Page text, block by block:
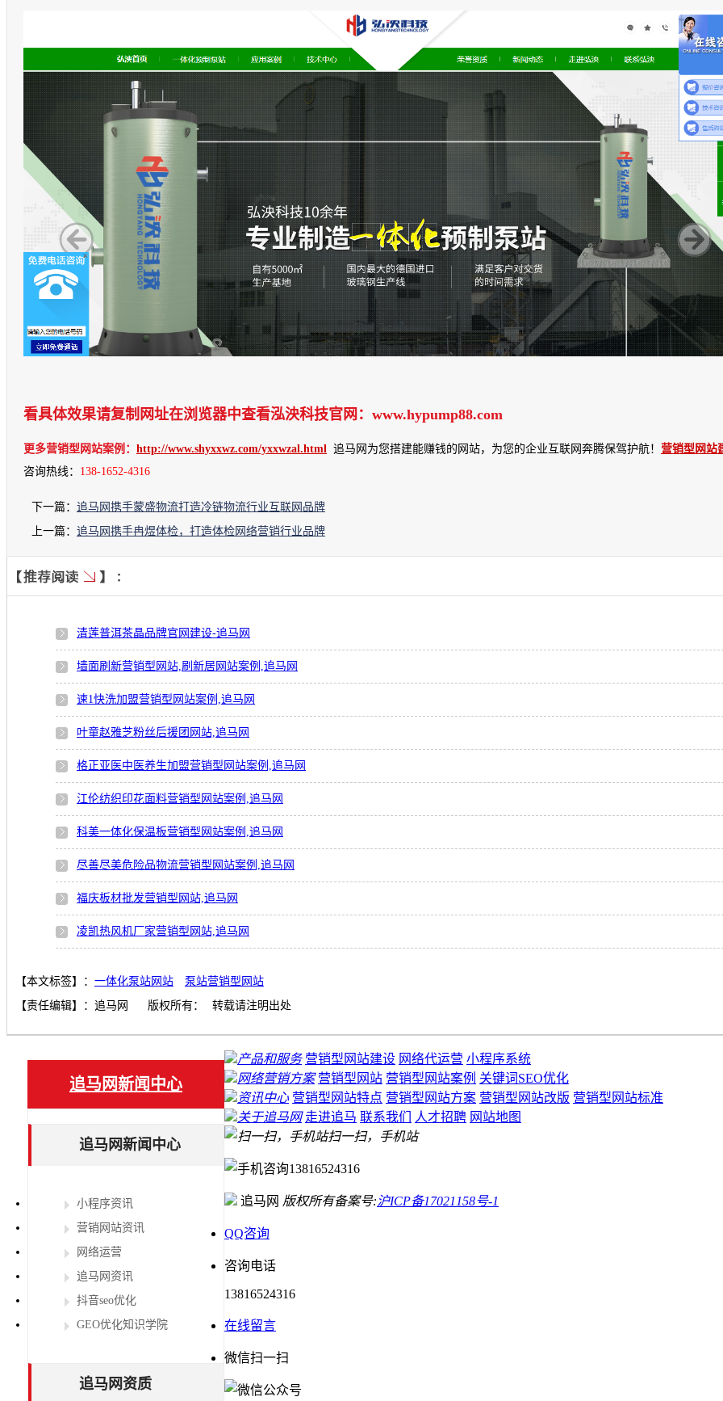
看具体效果请复制网址在浏览器中查看泓泱科技官网：www.hypump88.com
更多营销型网站案例： http://www.shyxxwz.com/yxxwzal.html 追马网为您搭建能赚钱的网站，为您的企业互联网奔腾保驾护航！ 营销型网站
咨询热线： 138-1652-4316
下一篇： 追马网携手蒙盛物流打造冷链物流行业互联网品牌
上一篇： 追马网携手冉煜体检，打造体检网络营销行业品牌
清莲普洱茶晶品牌官网建设-追马网
墙面刷新营销型网站,刷新居网站案例,追马网
速1快洗加盟营销型网站案例,追马网
叶童赵雅芝粉丝后援团网站,追马网
格正亚医中医养生加盟营销型网站案例,追马网
江伦纺织印花面料营销型网站案例,追马网
科美一体化保温板营销型网站案例,追马网
尽善尽美危险品物流营销型网站案例,追马网
福庆板材批发营销型网站,追马网
凌凯热风机厂家营销型网站,追马网
【本文标签】： 一体化泵站网站
泵站营销型网站
【责任编辑】： 追马网 版权所有： 转载请注明出处
追马网新闻中心
追马网新闻中心
小程序资讯
营销网站资讯
网络运营
追马网资讯
抖音seo优化
GEO优化知识学院
追马网资质
产品和服务 营销型网站建设 网络代运营 小程序系统
网络营销方案 营销型网站 营销型网站案例 关键词SEO优化
资讯中心 营销型网站特点 营销型网站方案 营销型网站改版 营销型网站标准
关于追马网 走进追马 联系我们 人才招聘 网站地图
扫一扫，手机站
13816524316
追马网 版权所有备案号:沪ICP备17021158号-1
QQ咨询
咨询电话
13816524316
在线留言
微信扫一扫